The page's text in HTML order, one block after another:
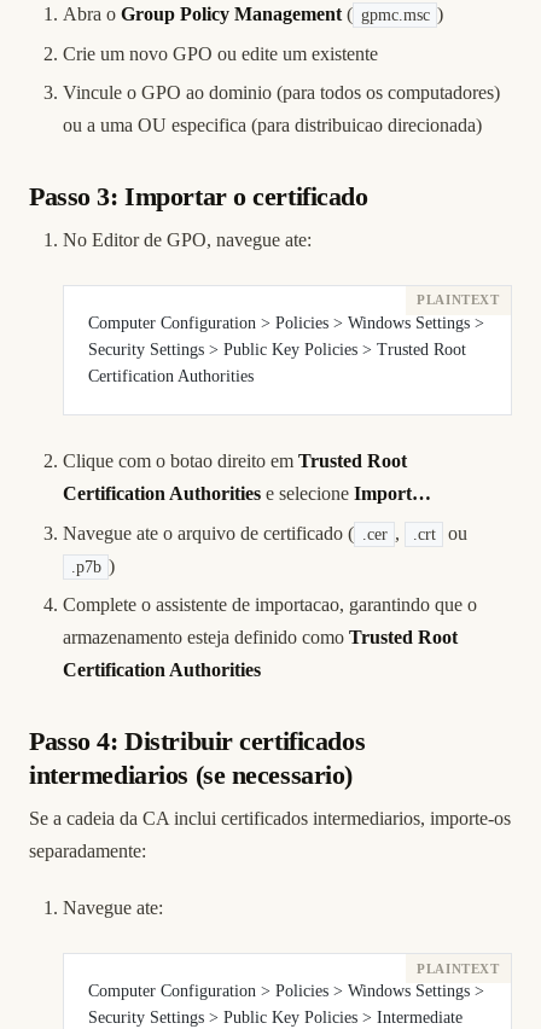
Abra o Group Policy Management ( gpmc.msc )
Crie um novo GPO ou edite um existente
Vincule o GPO ao dominio (para todos os computadores)
ou a uma OU especifica (para distribuicao direcionada)
Passo 3: Importar o certificado
No Editor de GPO, navegue ate:
Computer Configuration > Policies > Windows Settings >
Security Settings > Public Key Policies > Trusted Root
Certification Authorities
Clique com o botao direito em Trusted Root
Certification Authorities e selecione Import…
Navegue ate o arquivo de certificado (
.cer , .crt ou
.p7b )
Complete o assistente de importacao, garantindo que o
armazenamento esteja definido como Trusted Root
Certification Authorities
Passo 4: Distribuir certificados
intermediarios (se necessario)
Se a cadeia da CA inclui certificados intermediarios, importe-os
separadamente:
Navegue ate:
Computer Configuration > Policies > Windows Settings >
Security Settings > Public Key Policies > Intermediate